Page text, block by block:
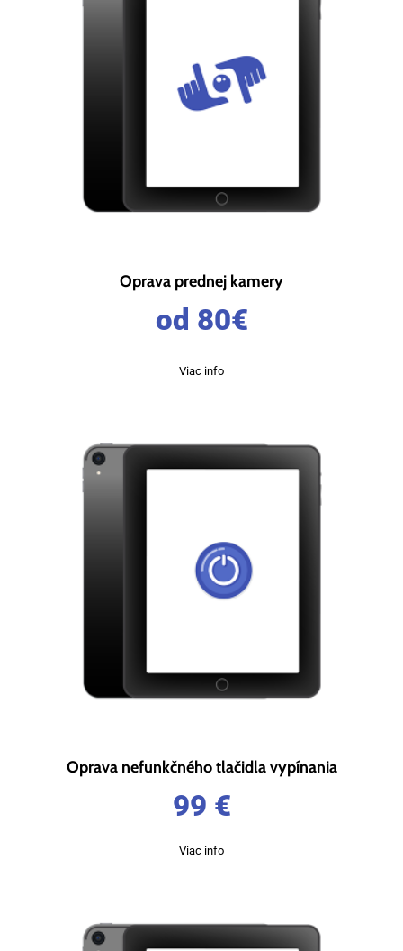
Oprava prednej kamery
od 80€
Viac info
Oprava nefunkčného tlačidla vypínania
99 €
Viac info